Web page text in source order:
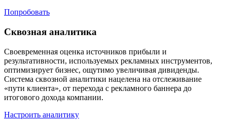
Попробовать
Сквозная аналитика
Своевременная оценка источников прибыли и
результативности, используемых рекламных инструментов,
оптимизирует бизнес, ощутимо увеличивая дивиденды.
Система сквозной аналитики нацелена на отслеживание
«пути клиента», от перехода с рекламного баннера до
итогового дохода компании.
Настроить аналитику